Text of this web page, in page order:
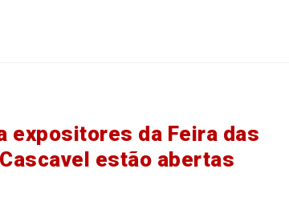
expositores da Feira das
estão abertas